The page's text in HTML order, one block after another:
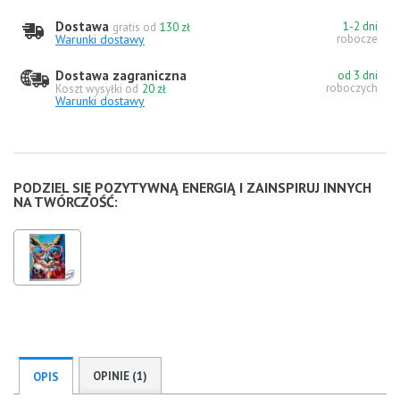
Dostawa gratis od 130 zł
Warunki dostawy
1-2 dni
robocze
Dostawa zagraniczna
Koszt wysyłki od 20 zł
Warunki dostawy
od 3 dni
roboczych
PODZIEL SIĘ POZYTYWNĄ ENERGIĄ I ZAINSPIRUJ INNYCH
NA TWÓRCZOŚĆ:
OPIS OPINIE (1)